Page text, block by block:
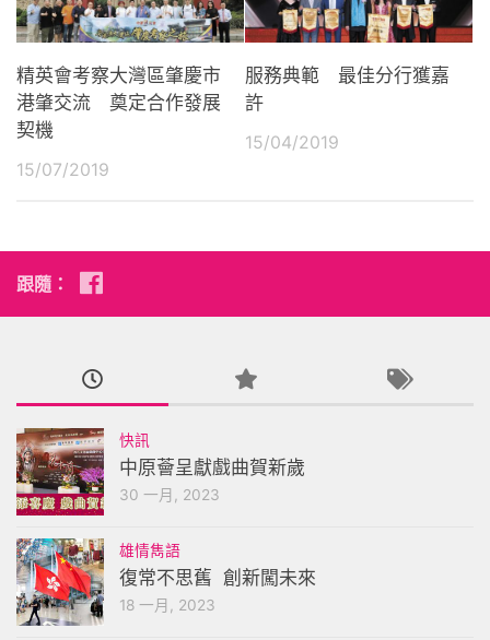
精英會考察大灣區肇慶市
港肇交流 奠定合作發展
契機
15/07/2019
服務典範 最佳分行獲嘉
許
15/04/2019
跟隨：
快訊
中原薈呈獻戲曲賀新歲
30 一月, 2023
雄情雋語
復常不思舊 創新闖未來
18 一月, 2023